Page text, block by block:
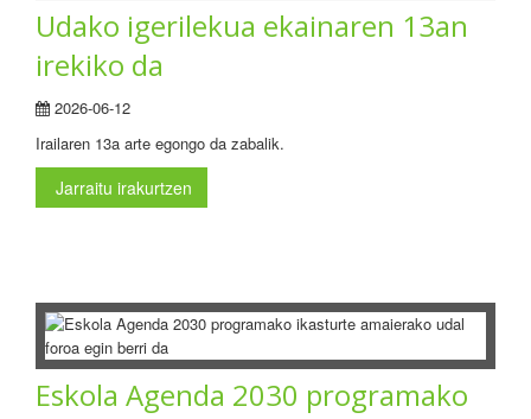
Udako igerilekua ekainaren 13an
irekiko da
2026-06-12
Irailaren 13a arte egongo da zabalik.
Jarraitu irakurtzen
Eskola Agenda 2030 programako